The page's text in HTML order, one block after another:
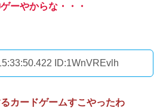
ーやからな・・・
ID:1WnVREvlh
カードゲームすこやったわ